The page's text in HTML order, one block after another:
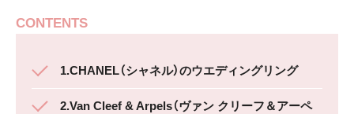
CONTENTS
1.CHANEL（シャネル）のウエディングリング
2.Van Cleef & Arpels（ヴァン クリーフ＆アーペ